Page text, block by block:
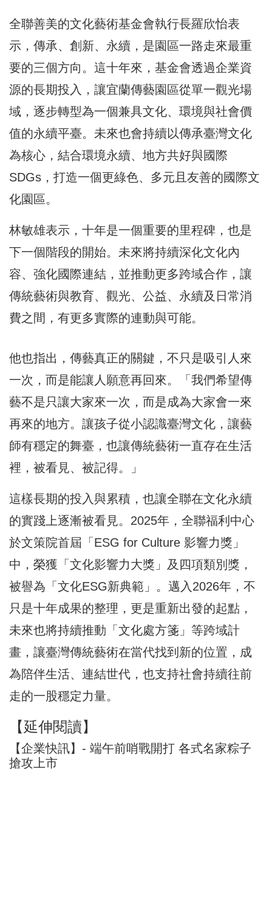
全聯善美的文化藝術基金會執行長羅欣怡表
示，傳承、創新、永續，是園區一路走來最重
要的三個方向。這十年來，基金會透過企業資
源的長期投入，讓宜蘭傳藝園區從單一觀光場
域，逐步轉型為一個兼具文化、環境與社會價
值的永續平臺。未來也會持續以傳承臺灣文化
為核心，結合環境永續、地方共好與國際
SDGs，打造一個更綠色、多元且友善的國際文
化園區。
林敏雄表示，十年是一個重要的里程碑，也是
下一個階段的開始。未來將持續深化文化內
容、強化國際連結，並推動更多跨域合作，讓
傳統藝術與教育、觀光、公益、永續及日常消
費之間，有更多實際的連動與可能。
他也指出，傳藝真正的關鍵，不只是吸引人來
一次，而是能讓人願意再回來。「我們希望傳
藝不是只讓大家來一次，而是成為大家會一來
再來的地方。讓孩子從小認識臺灣文化，讓藝
師有穩定的舞臺，也讓傳統藝術一直存在生活
裡，被看見、被記得。」
這樣長期的投入與累積，也讓全聯在文化永續
的實踐上逐漸被看見。2025年，全聯福利中心
於文策院首屆「ESG for Culture 影響力獎」
中，榮獲「文化影響力大獎」及四項類別獎，
被譽為「文化ESG新典範」。邁入2026年，不
只是十年成果的整理，更是重新出發的起點，
未來也將持續推動「文化處方箋」等跨域計
畫，讓臺灣傳統藝術在當代找到新的位置，成
為陪伴生活、連結世代，也支持社會持續往前
走的一股穩定力量。
【延伸閱讀】
【企業快訊】- 端午前哨戰開打 各式名家粽子
搶攻上市